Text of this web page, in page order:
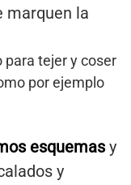
marquen la
para tejer y coser
por ejemplo
esquemasy
y